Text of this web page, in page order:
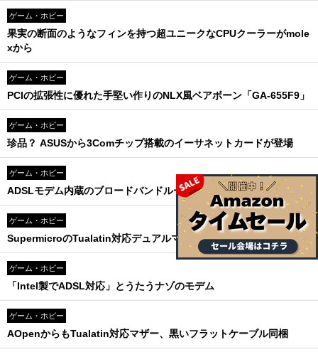
ゲーム・ホビー
果実の断面のようなフィンを持つ超ユニークなCPUクーラーがmole
xから
ゲーム・ホビー
PCIの拡張性に優れた手堅い作りのNLX風ベアボーン「GA-655F9」
ゲーム・ホビー
珍品？ ASUSから3Comチップ搭載のイーサネットカードが登場
ゲーム・ホビー
ADSLモデム内蔵のブロードバンドルータがNECから登場！
ゲーム・ホビー
SupermicroのTualatin対応デュアルマザー2製品が登場
ゲーム・ホビー
「Intel製でADSL対応」とうたうナゾのモデム
ゲーム・ホビー
AOpenからもTualatin対応マザー、黒いフラットケーブル同梱